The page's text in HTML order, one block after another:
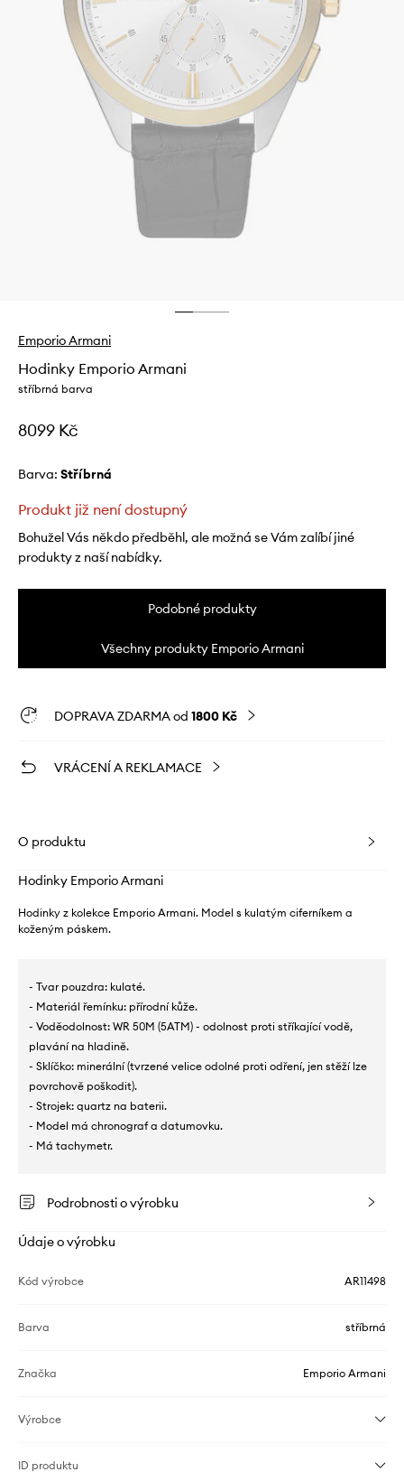
Emporio Armani
Hodinky Emporio Armani
stříbrná barva
8099 Kč
Barva: stříbrná
Produkt již není dostupný
Bohužel Vás někdo předběhl, ale možná se Vám zalíbí jiné
produkty z naší nabídky.
Podobné produkty
Všechny produkty Emporio Armani
DOPRAVA ZDARMA od 1800 Kč
VRÁCENÍ A REKLAMACE
O produktu
Hodinky Emporio Armani
Hodinky z kolekce Emporio Armani. Model s kulatým ciferníkem a
koženým páskem.
- Tvar pouzdra: kulaté.
- Materiál řemínku: přírodní kůže.
- Voděodolnost: WR 50M (5ATM) - odolnost proti stříkající vodě,
plavání na hladině.
- Sklíčko: minerální (tvrzené velice odolné proti odření, jen stěží lze
povrchově poškodit).
- Strojek: quartz na baterii.
- Model má chronograf a datumovku.
- Má tachymetr.
Podrobnosti o výrobku
Údaje o výrobku
Kód výrobce AR11498
Barva stříbrná
Značka Emporio Armani
Výrobce
ID produktu